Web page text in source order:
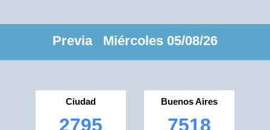
Previa Miércoles 05/08/26
Ciudad
2795
Buenos Aires
7518